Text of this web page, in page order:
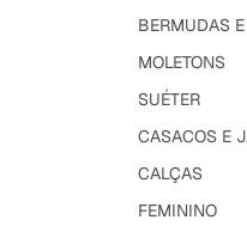
BERMUDAS
MOLETONS
SUÉTER
CASACOS E
CALÇAS
FEMININO